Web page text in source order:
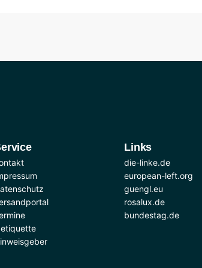
Links
die-linke.de
european-left.org
guengl.eu
rosalux.de
bundestag.de